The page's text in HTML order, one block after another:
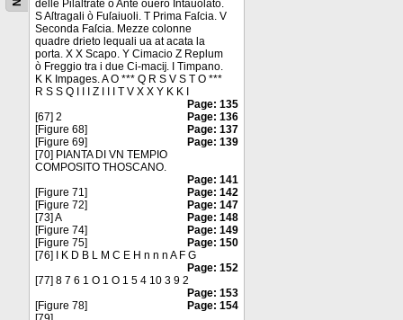
delle Pilaſtrate ò Ante ouero Intauolato.
S Aſtragali ò Fuſaiuoli. T Prima Faſcia. V
Seconda Faſcia. Mezze colonne
quadre drieto lequali ua at acata la
porta. X X Scapo. Y Cimacio Z Replum
ò Freggio tra i due Ci-macĳ. I Timpano.
K K Impages. A O *** Q R S V S T O ***
R S S Q I I I Z I I I T V X X Y K K I
Page: 135
[67] 2
Page: 136
[Figure 68]
Page: 137
[Figure 69]
Page: 139
[70] PIANTA DI VN TEMPIO
COMPOSITO THOSCANO.
Page: 141
[Figure 71]
Page: 142
[Figure 72]
Page: 147
[73] A
Page: 148
[Figure 74]
Page: 149
[Figure 75]
Page: 150
[76] I K D B L M C E H n n n A F G
Page: 152
[77] 8 7 6 1 O 1 O 1 5 4 10 3 9 2
Page: 153
[Figure 78]
Page: 154